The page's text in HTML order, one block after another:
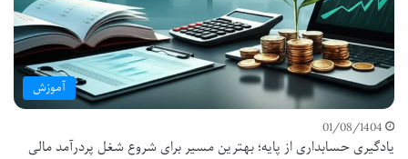
آموزش
01/08/1404
یادگیری حسابداری از پایه؛ بهترین مسیر برای شروع شغل پردرآمد مالی